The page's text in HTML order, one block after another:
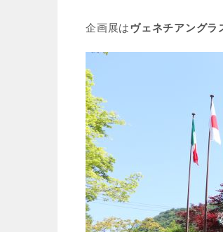
企画展はヴェネチアングラ